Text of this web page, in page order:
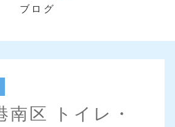
ブログ
南区 トイレ・